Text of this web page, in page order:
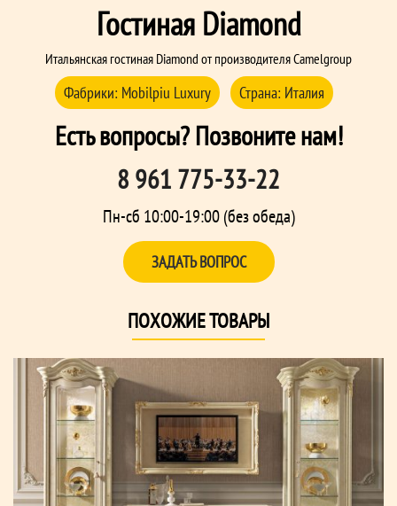
Гостиная Diamond
Итальянская гостиная Diamond от производителя Camelgroup
Фабрики: Mobilpiu Luxury Страна: Италия
Есть вопросы? Позвоните нам!
8 961 775-33-22
Пн-сб 10:00-19:00 (без обеда)
ЗАДАТЬ ВОПРОС
ПОХОЖИЕ ТОВАРЫ